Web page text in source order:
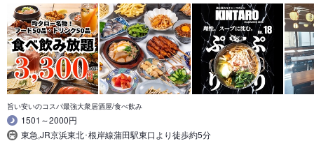
旨い安いのコスパ最強大衆居酒屋/食べ飲み
1501～2000円
東急,JR京浜東北･根岸線蒲田駅東口より徒歩約5分